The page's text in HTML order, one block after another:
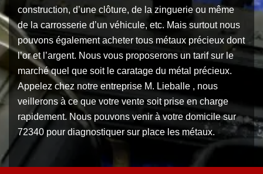
construction, d’une clôture, de la zinguerie ou même
de la carrosserie d’un véhicule, etc. Mais surtout nous
pouvons également acheter tous métaux précieux dont
l’or et l’argent. Nous vous proposerons un tarif sur le
marché quel que soit le caratage du métal précieux.
Appelez chez notre entreprise M. Lieballe , nous
veillerons à ce que votre vente soit prise en charge
rapidement. Nous pouvons venir à votre domicile sur
72340 pour diagnostiquer sur place les métaux.